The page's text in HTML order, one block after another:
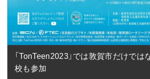
「TonTeen2023」では敦賀市だけでは
校も参加